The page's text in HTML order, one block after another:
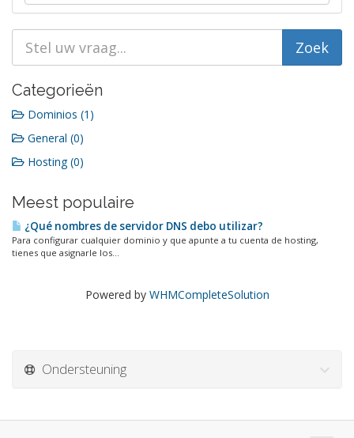
Categorieën
Dominios (1)
General (0)
Hosting (0)
Meest populaire
¿Qué nombres de servidor DNS debo utilizar?
Para configurar cualquier dominio y que apunte a tu cuenta de hosting,
tienes que asignarle los...
Powered by WHMCompleteSolution
Ondersteuning